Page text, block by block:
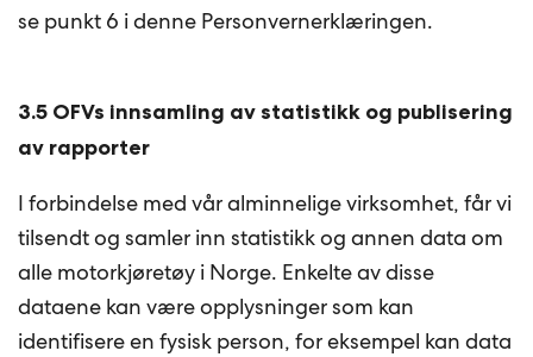
se punkt 6 i denne Personvernerklæringen.
3.5 OFVs innsamling av statistikk og publisering
av rapporter
I forbindelse med vår alminnelige virksomhet, får vi
tilsendt og samler inn statistikk og annen data om
alle motorkjøretøy i Norge. Enkelte av disse
dataene kan være opplysninger som kan
identifisere en fysisk person, for eksempel kan data